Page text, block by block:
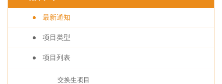
最新通知
项目类型
项目列表
交换生项目